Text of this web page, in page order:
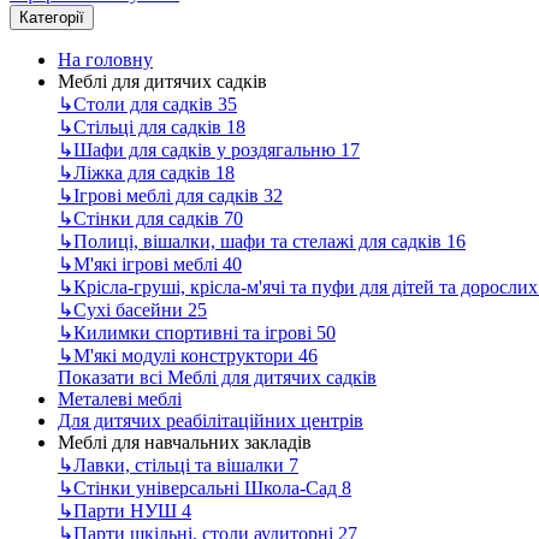
Категорії
На головну
Меблі для дитячих садків
↳Столи для садків 35
↳Стільці для садків 18
↳Шафи для садків у роздягальню 17
↳Ліжка для садків 18
↳Ігрові меблі для садків 32
↳Стінки для садків 70
↳Полиці, вішалки, шафи та стелажі для садків 16
↳М'які ігрові меблі 40
↳Крісла-груші, крісла-м'ячі та пуфи для дітей та
↳Сухі басейни 25
↳Килимки спортивні та ігрові 50
↳М'які модулі конструктори 46
Показати всі Меблі для дитячих садків
Металеві меблі
Для дитячих реабілітаційних центрів
Меблі для навчальних закладів
↳Лавки, стільці та вішалки 7
↳Стінки універсальні Школа-Сад 8
↳Парти НУШ 4
↳Парти шкільні, столи аудиторні 27